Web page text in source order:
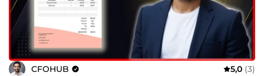
CFOHUB 5,0 (3)